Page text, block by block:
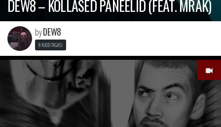
DEW8 – KOLLASED PANEELID (FEAT. MRAK)
byDEW8
8 KUUD TAGASI